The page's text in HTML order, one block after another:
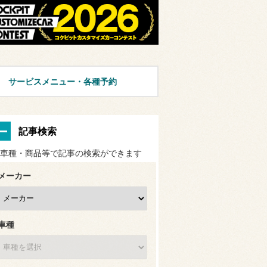
サービスメニュー・各種予約
記事検索
種・商品等で記事の検索ができます
ーカー
種